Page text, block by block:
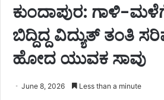
ಕುಂದಾಪುರ: ಗಾಳಿ-
ಬಿದ್ದಿದ್ದ ವಿದ್ಯುತ್ ತಂತಿ
ಹೋದ ಯುವಕ ಸಾವು
June 8, 2026 Less than a minute